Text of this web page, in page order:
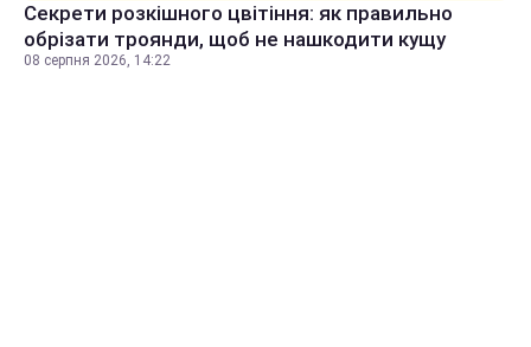
Секрети розкішного цвітіння: як правильно
обрізати троянди, щоб не нашкодити кущу
08 серпня 2026, 14:22